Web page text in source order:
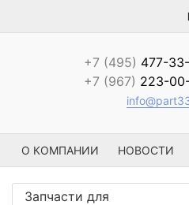
+7 (495) 477-
+7 (967) 223-
О КОМПАНИИ НОВОСТИ
Запчасти для